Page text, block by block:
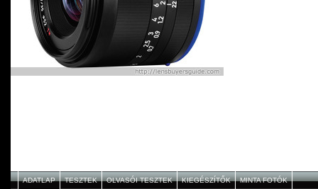
ADATLAP TESZTEK OLVASÓI TESZTEK KIEGÉSZÍTŐK MINTA FOTÓK